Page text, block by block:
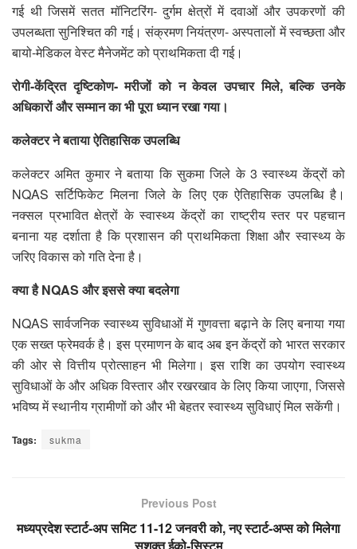
गई थी जिसमें सतत मॉनिटरिंग- दुर्गम क्षेत्रों में दवाओं और उपकरणों की
उपलब्धता सुनिश्चित की गई। संक्रमण नियंत्रण- अस्पतालों में स्वच्छता और
बायो-मेडिकल वेस्ट मैनेजमेंट को प्राथमिकता दी गई।
रोगी-केंद्रित दृष्टिकोण- मरीजों को न केवल उपचार मिले, बल्कि उनके
अधिकारों और सम्मान का भी पूरा ध्यान रखा गया।
कलेक्टर ने बताया ऐतिहासिक उपलब्धि
कलेक्टर अमित कुमार ने बताया कि सुकमा जिले के 3 स्वास्थ्य केंद्रों को
NQAS सर्टिफिकेट मिलना जिले के लिए एक ऐतिहासिक उपलब्धि है।
नक्सल प्रभावित क्षेत्रों के स्वास्थ्य केंद्रों का राष्ट्रीय स्तर पर पहचान
बनाना यह दर्शाता है कि प्रशासन की प्राथमिकता शिक्षा और स्वास्थ्य के
जरिए विकास को गति देना है।
क्या है NQAS और इससे क्या बदलेगा
NQAS सार्वजनिक स्वास्थ्य सुविधाओं में गुणवत्ता बढ़ाने के लिए बनाया गया
एक सख्त फ्रेमवर्क है। इस प्रमाणन के बाद अब इन केंद्रों को भारत सरकार
की ओर से वित्तीय प्रोत्साहन भी मिलेगा। इस राशि का उपयोग स्वास्थ्य
सुविधाओं के और अधिक विस्तार और रखरखाव के लिए किया जाएगा, जिससे
भविष्य में स्थानीय ग्रामीणों को और भी बेहतर स्वास्थ्य सुविधाएं मिल सकेंगी।
Tags: sukma
Previous Post
मध्यप्रदेश स्टार्ट-अप समिट 11-12 जनवरी को, नए स्टार्ट-अप्स को मिलेगा
सशक्त ईको-सिस्टम